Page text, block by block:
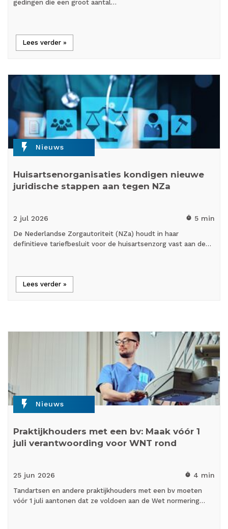
gedingen die een groot aantal…
Lees verder »
flash_on Nieuws
Huisartsenorganisaties kondigen nieuwe
juridische stappen aan tegen NZa
2 jul 2026 timer 5 min
De Nederlandse Zorgautoriteit (NZa) houdt in haar
definitieve tariefbesluit voor de huisartsenzorg vast aan de…
Lees verder »
flash_on Nieuws
Praktijkhouders met een bv: Maak vóór 1
juli verantwoording voor WNT rond
25 jun 2026 timer 4 min
Tandartsen en andere praktijkhouders met een bv moeten
vóór 1 juli aantonen dat ze voldoen aan de Wet normering…